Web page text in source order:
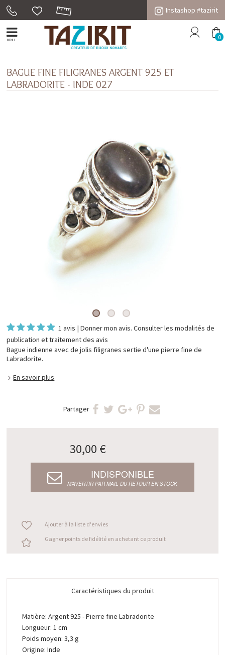
Instashop #tazirit
MENU 0
BAGUE FINE FILIGRANES ARGENT 925 ET
LABRADORITE - INDE 027
1 avis |Donner mon avis. Consulter lesmodalités de
publication et traitement des avis
Bague indienne avec de jolis filigranes sertie d'une pierre fine de
Labradorite.
En savoir plus
Partager
30,00 €
INDISPONIBLE
M’AVERTIR PAR MAIL DU RETOUR EN STOCK
Ajouter à la liste d'envies
Gagner points de fidélité en achetant ce produit
Caractéristiques du produit
Matière: Argent 925 - Pierre fine Labradorite
Longueur: 1 cm
Poids moyen: 3,3 g
Origine: Inde